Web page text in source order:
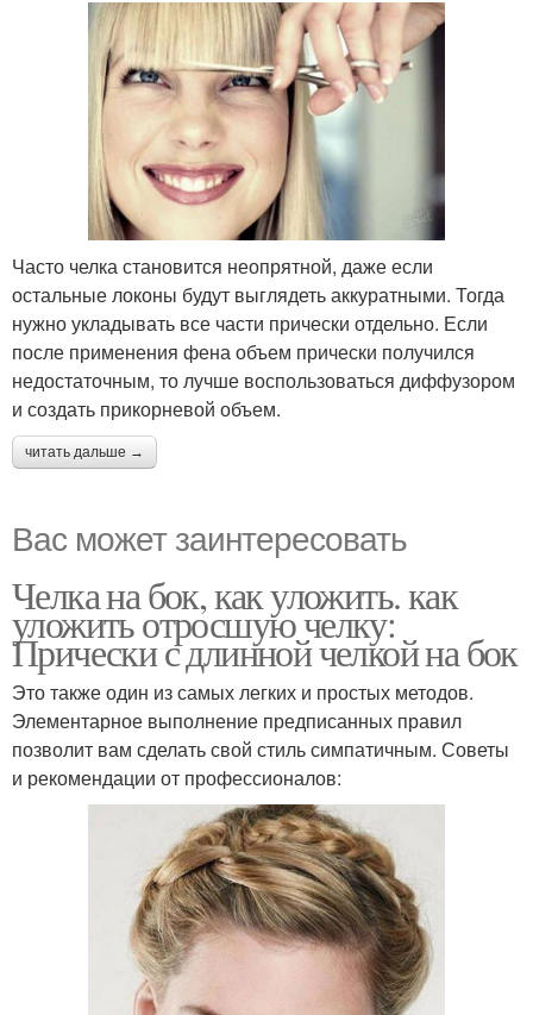
Часто челка становится неопрятной, даже если
остальные локоны будут выглядеть аккуратными. Тогда
нужно укладывать все части прически отдельно. Если
после применения фена объем прически получился
недостаточным, то лучше воспользоваться диффузором
и создать прикорневой объем.
читать дальше →
Вас может заинтересовать
Челка на бок, как уложить. как
уложить отросшую челку:
Прически с длинной челкой на бок
Это также один из самых легких и простых методов.
Элементарное выполнение предписанных правил
позволит вам сделать свой стиль симпатичным. Советы
и рекомендации от профессионалов: